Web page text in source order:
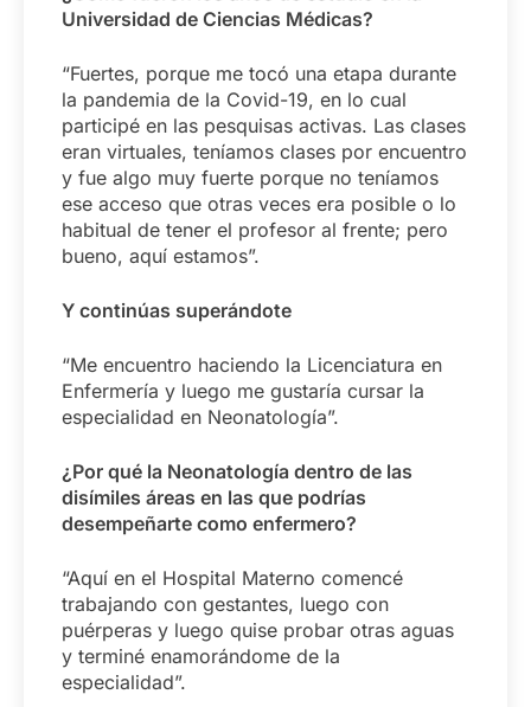
Universidad de Ciencias Médicas?
“Fuertes, porque me tocó una etapa durante
la pandemia de la Covid-19, en lo cual
participé en las pesquisas activas. Las clases
eran virtuales, teníamos clases por encuentro
y fue algo muy fuerte porque no teníamos
ese acceso que otras veces era posible o lo
habitual de tener el profesor al frente; pero
bueno, aquí estamos”.
Y continúas superándote
“Me encuentro haciendo la Licenciatura en
Enfermería y luego me gustaría cursar la
especialidad en Neonatología”.
¿Por qué la Neonatología dentro de las
disímiles áreas en las que podrías
desempeñarte como enfermero?
“Aquí en el Hospital Materno comencé
trabajando con gestantes, luego con
puérperas y luego quise probar otras aguas
y terminé enamorándome de la
especialidad”.